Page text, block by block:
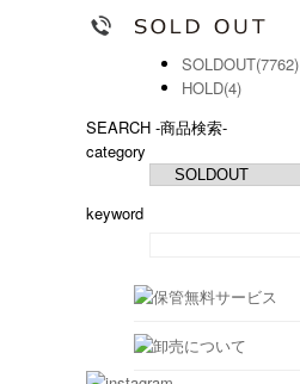
SOLDOUT(7762)
HOLD(4)
SEARCH -商品検索-
category
keyword